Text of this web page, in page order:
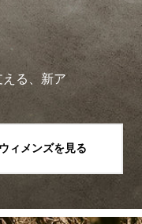
る、新ア
ウィメンズを見る